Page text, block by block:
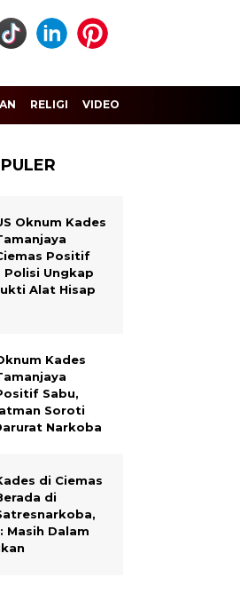
RELIGI VIDEO
Oknum Kades
Positif
Polisi Ungkap
Alat Hisap
Kades
Sabu,
Soroti
Narkoba
di Ciemas
di
Masih Dalam